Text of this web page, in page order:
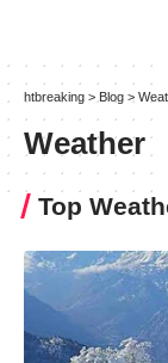
htbreaking > Blog >
Weather
Top